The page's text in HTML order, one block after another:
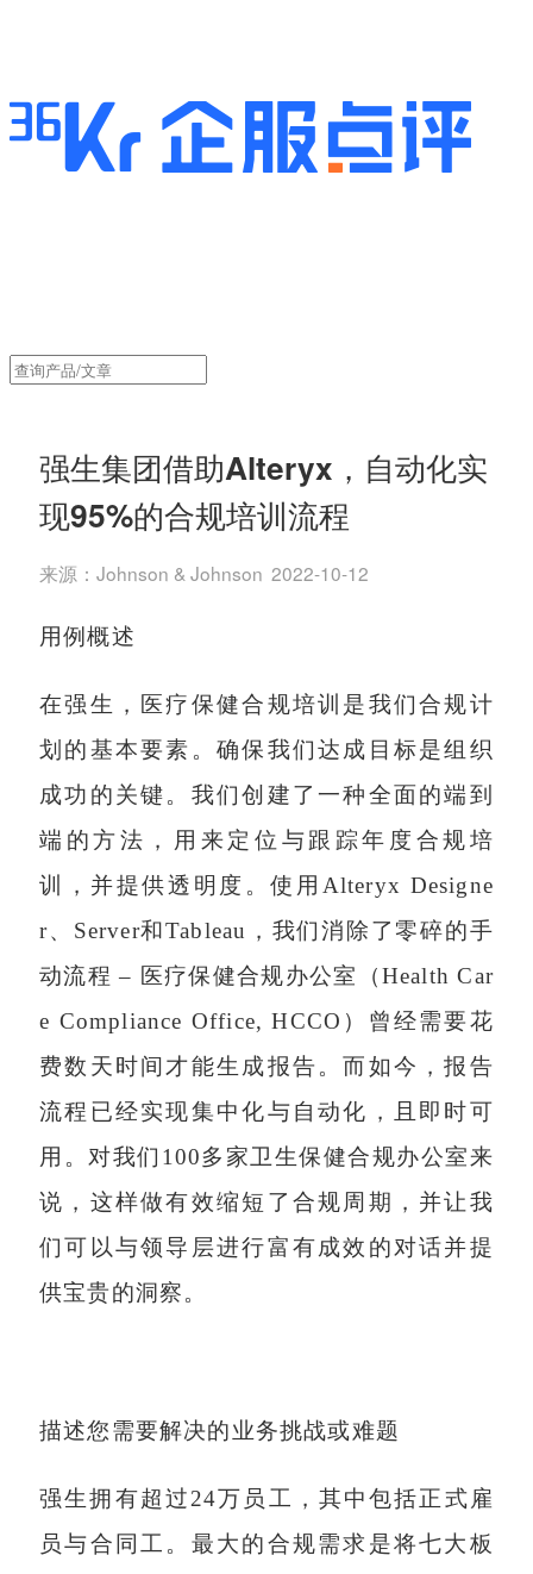
强生集团借助Alteryx，自动化实
现95%的合规培训流程
来源：Johnson & Johnson 2022-10-12
用例概述
在强生，医疗保健合规培训是我们合规计
划的基本要素。确保我们达成目标是组织
成功的关键。我们创建了一种全面的端到
端的方法，用来定位与跟踪年度合规培
训，并提供透明度。使用Alteryx Designe
r、Server和Tableau，我们消除了零碎的手
动流程 – 医疗保健合规办公室（Health Car
e Compliance Office, HCCO）曾经需要花
费数天时间才能生成报告。而如今，报告
流程已经实现集中化与自动化，且即时可
用。对我们100多家卫生保健合规办公室来
说，这样做有效缩短了合规周期，并让我
们可以与领导层进行富有成效的对话并提
供宝贵的洞察。
描述您需要解决的业务挑战或难题
强生拥有超过24万员工，其中包括正式雇
员与合同工。最大的合规需求是将七大板